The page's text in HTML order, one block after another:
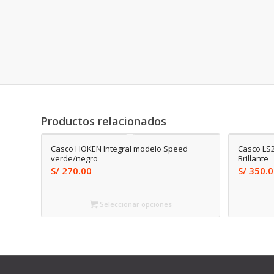
Productos relacionados
Casco HOKEN Integral modelo Speed
verde/negro
S/ 270.00
Seleccionar opciones
Casco
Brillante
S/